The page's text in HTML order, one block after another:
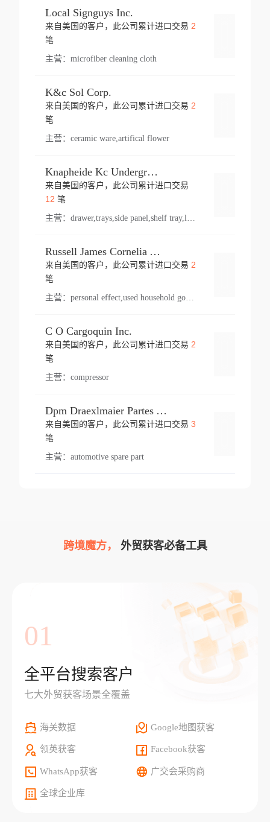
Local Signguys Inc.
来自美国的客户，此公司累计进口交易 2
笔
主营： microfiber cleaning cloth
K&c Sol Corp.
来自美国的客户，此公司累计进口交易 2
笔
主营： ceramic ware,artifical flower
Knapheide Kc Underground
来自美国的客户，此公司累计进口交易
12 笔
主营：
Russell James Cornelia Arlington Va
来自美国的客户，此公司累计进口交易 2
笔
主营： personal effect,used household goods
C O Cargoquin Inc.
来自美国的客户，此公司累计进口交易 2
笔
主营： compressor
Dpm Draexlmaier Partes Automotrices Corr Ind Huejotzingo
来自美国的客户，此公司累计进口交易 3
笔
主营： automotive spare part
跨境魔方， 外贸获客必备工具
01
全平台搜索客户
七大外贸获客场景全覆盖
海关数据 Google地图获客
领英获客 Facebook获客
WhatsApp获客 广交会采购商
全球企业库